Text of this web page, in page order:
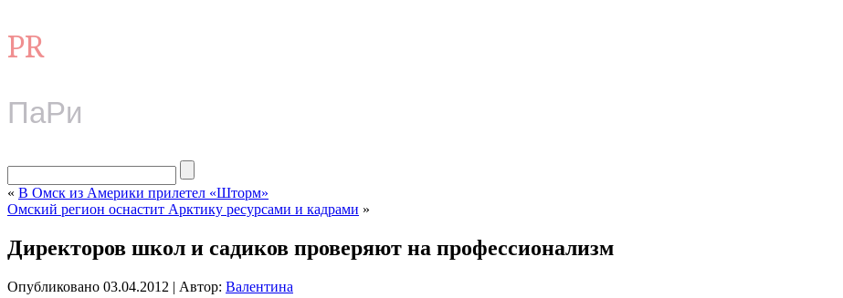
PR
ПаРи
« В Омск из Америки прилетел «Шторм»
Омский регион оснастит Арктику ресурсами и кадрами »
Директоров школ и садиков проверяют на профессионализм
Опубликовано 03.04.2012 | Автор: Валентина